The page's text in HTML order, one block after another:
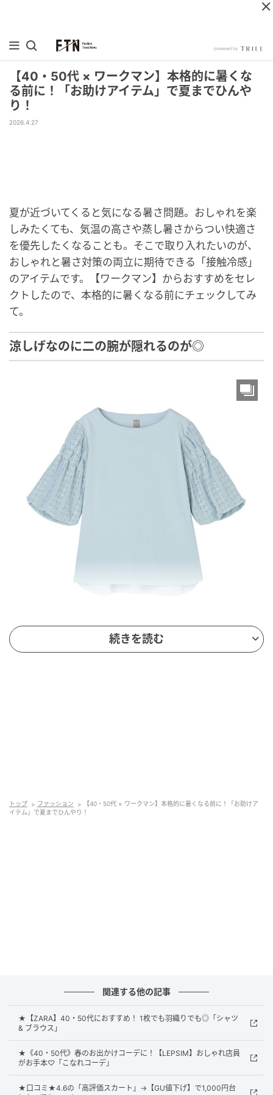
【40・50代 × ワークマン】本格的に暑くな
る前に！「お助けアイテム」で夏までひんや
り！
2026.4.27
夏が近づいてくると気になる暑さ問題。おしゃれを楽
しみたくても、気温の高さや蒸し暑さからつい快適さ
を優先したくなることも。そこで取り入れたいのが、
おしゃれと暑さ対策の両立に期待できる「接触冷感」
のアイテムです。【ワークマン】からおすすめをセレ
クトしたので、本格的に暑くなる前にチェックしてみ
て。
涼しげなのに二の腕が隠れるのが◎
出典：ワークマン 続きを読む
トップ ファッション
【40・50代 × ワークマン】本格的に暑くなる前に！「お助けア
イテム」で夏までひんやり！
関連する他の記事
★【ZARA】40・50代におすすめ！ 1枚でも羽織りでも◎「シャツ
& ブラウス」
★《40・50代》春のお出かけコーデに！【LEPSIM】おしゃれ店員
がお手本♡「こなれコーデ」
★口コミ★4.6の「高評価スカート」→【GU値下げ】で1,000円台